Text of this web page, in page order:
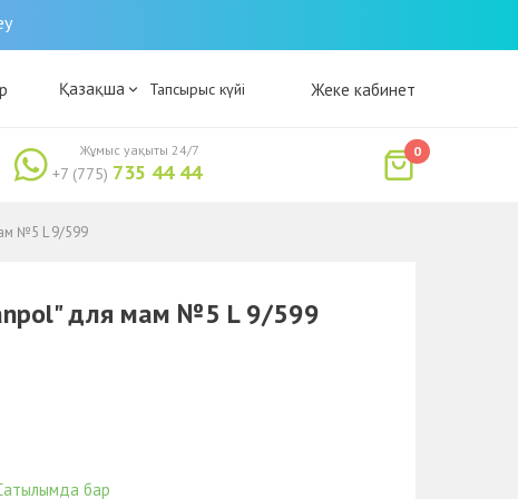
Қазақша Тапсырыс күйі Жеке кабинет
+7 (775) 735 44 44
Жұмыс уақыты 24/7 0
№5 L 9/599
для мам №5 L 9/599
бар